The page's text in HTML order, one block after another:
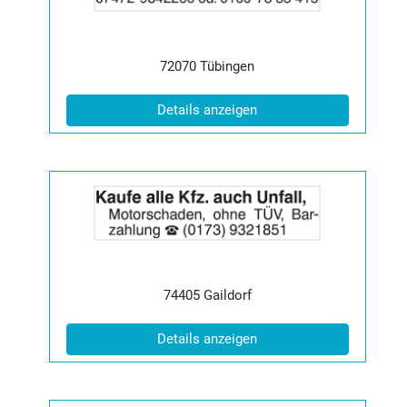
|
Postleitzahl:
72070 Ort:
Tübingen
Details anzeigen(ID: 2056869)
der
Anzeige
2065114
Info:
Postleitzahl:
74405 Ort:
Gaildorf
Details anzeigen(ID: 2065114)